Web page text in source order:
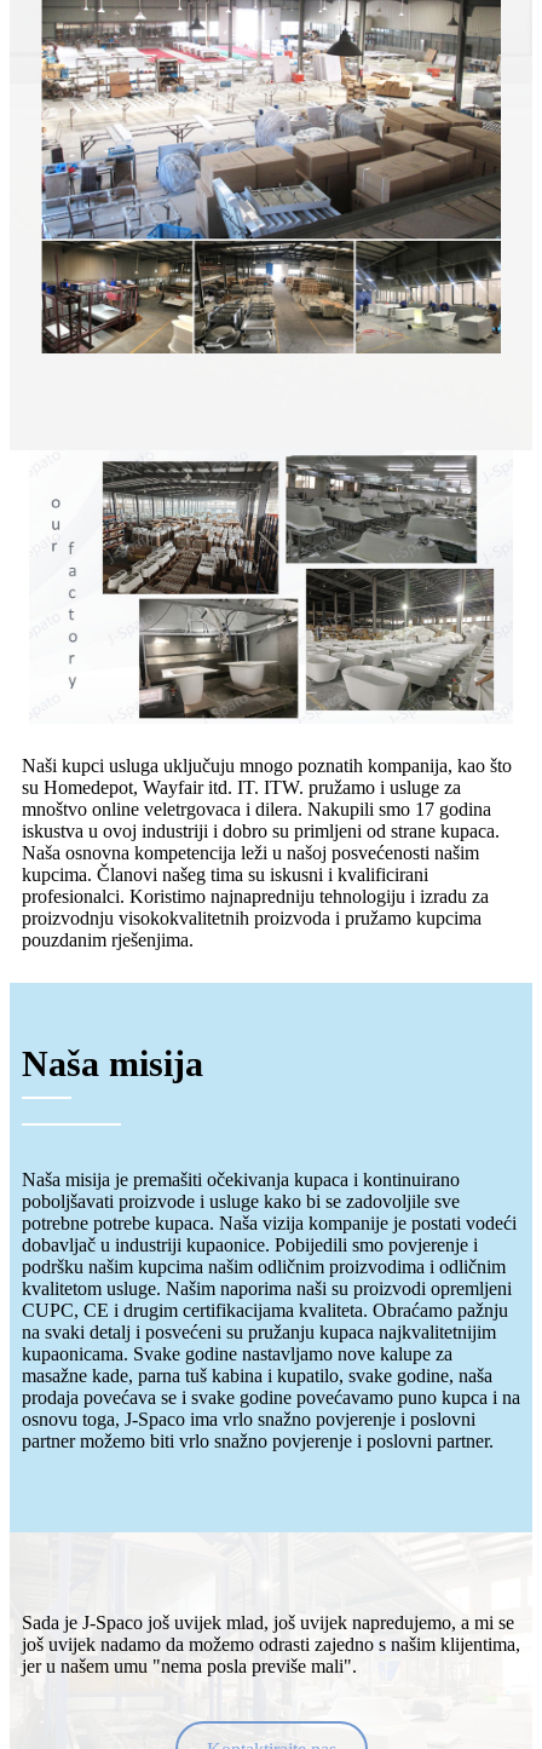
Naši kupci usluga uključuju mnogo poznatih kompanija, kao što
su Homedepot, Wayfair itd. IT. ITW. pružamo i usluge za
mnoštvo online veletrgovaca i dilera. Nakupili smo 17 godina
iskustva u ovoj industriji i dobro su primljeni od strane kupaca.
Naša osnovna kompetencija leži u našoj posvećenosti našim
kupcima. Članovi našeg tima su iskusni i kvalificirani
profesionalci. Koristimo najnapredniju tehnologiju i izradu za
proizvodnju visokokvalitetnih proizvoda i pružamo kupcima
pouzdanim rješenjima.
Naša misija
Naša misija je premašiti očekivanja kupaca i kontinuirano
poboljšavati proizvode i usluge kako bi se zadovoljile sve
potrebne potrebe kupaca. Naša vizija kompanije je postati vodeći
dobavljač u industriji kupaonice. Pobijedili smo povjerenje i
podršku našim kupcima našim odličnim proizvodima i odličnim
kvalitetom usluge. Našim naporima naši su proizvodi opremljeni
CUPC, CE i drugim certifikacijama kvaliteta. Obraćamo pažnju
na svaki detalj i posvećeni su pružanju kupaca najkvalitetnijim
kupaonicama. Svake godine nastavljamo nove kalupe za
masažne kade, parna tuš kabina i kupatilo, svake godine, naša
prodaja povećava se i svake godine povećavamo puno kupca i na
osnovu toga, J-Spaco ima vrlo snažno povjerenje i poslovni
partner možemo biti vrlo snažno povjerenje i poslovni partner.
Sada je J-Spaco još uvijek mlad, još uvijek napredujemo, a mi se
još uvijek nadamo da možemo odrasti zajedno s našim klijentima,
jer u našem umu "nema posla previše mali".